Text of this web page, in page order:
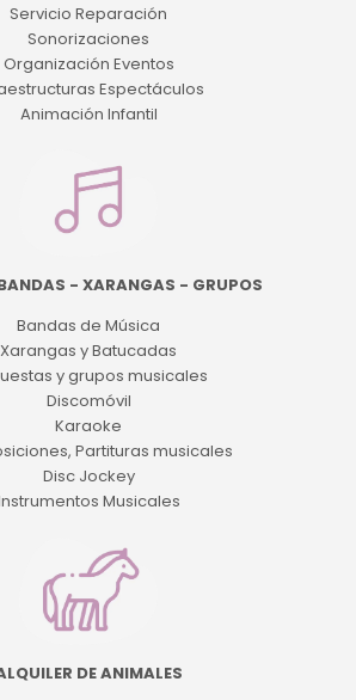
Servicio Reparación
Sonorizaciones
Organización Eventos
Espectáculos
Animación Infantil
- XARANGAS - GRUPOS
Bandas de Música
Xarangas y Batucadas
y grupos musicales
Discomóvil
Karaoke
Partituras musicales
Disc Jockey
Musicales
DE ANIMALES